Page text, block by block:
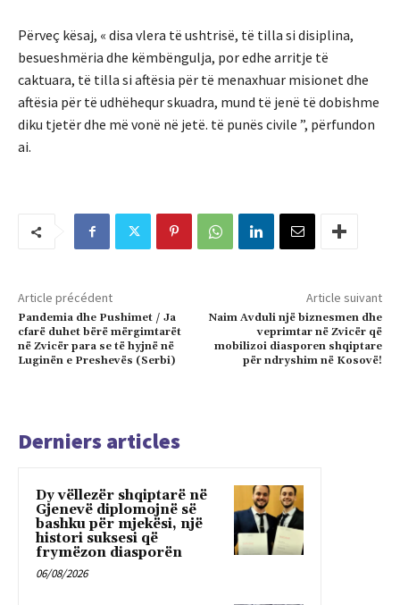
Përveç kësaj, « disa vlera të ushtrisë, të tilla si disiplina,
besueshmëria dhe këmbëngulja, por edhe arritje të
caktuara, të tilla si aftësia për të menaxhuar misionet dhe
aftësia për të udhëhequr skuadra, mund të jenë të dobishme
diku tjetër dhe më vonë në jetë. të punës civile ”, përfundon
ai.
Article précédent
Pandemia dhe Pushimet / Ja
cfarë duhet bërë mërgimtarët
në Zvicër para se të hyjnë në
Luginën e Preshevës (Serbi)
Article suivant
Naim Avduli një biznesmen dhe
veprimtar në Zvicër që
mobilizoi diasporen shqiptare
për ndryshim në Kosovë!
Derniers articles
Dy vëllezër shqiptarë në
Gjenevë diplomojnë së
bashku për mjekësi, një
histori suksesi që
frymëzon diasporën
06/08/2026